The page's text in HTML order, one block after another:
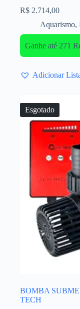
R$ 2.714,00
Aquarismo,
Ganhe até 271
Adicionar
Esgotado
BOMBA
TECH